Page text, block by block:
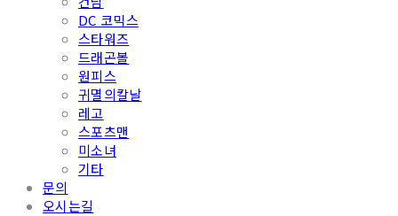
DC 코믹스
스타워즈
드래곤볼
원피스
귀멸의칼날
레고
스포츠맨
미소녀
기타
문의
오시는길